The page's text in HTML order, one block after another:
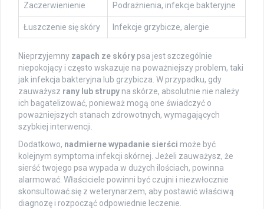
Zaczerwienienie Podrażnienia, infekcje bakteryjne
Łuszczenie się skóry Infekcje grzybicze, alergie
Nieprzyjemny zapach ze skóry psa jest szczególnie
niepokojący i często wskazuje na poważniejszy problem, taki
jak infekcja bakteryjna lub grzybicza. W przypadku, gdy
zauważysz rany lub strupy na skórze, absolutnie nie należy
ich bagatelizować, ponieważ mogą one świadczyć o
poważniejszych stanach zdrowotnych, wymagających
szybkiej interwencji.
Dodatkowo, nadmierne wypadanie sierści może być
kolejnym symptoma infekcji skórnej. Jeżeli zauważysz, że
sierść twojego psa wypada w dużych ilościach, powinna
alarmować. Właściciele powinni być czujni i niezwłocznie
skonsultować się z weterynarzem, aby postawić właściwą
diagnozę i rozpocząć odpowiednie leczenie.